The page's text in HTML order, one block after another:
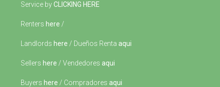
Service byCLICKING HERE
Renters here /
Landlords here / Dueños Renta aqui
Sellers here / Vendedores aqui
Buyers here / Compradores aqui